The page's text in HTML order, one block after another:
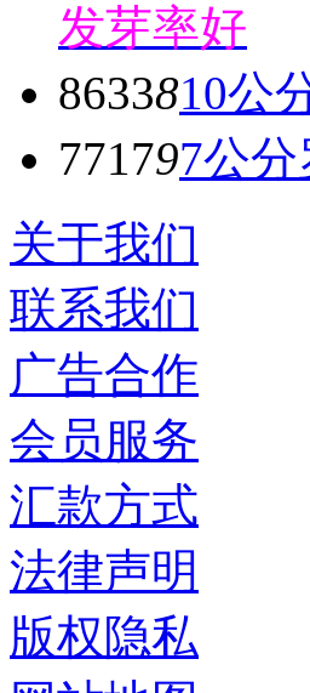
发芽率好
8633810公
771797公
关于我们
联系我们
广告合作
会员服务
汇款方式
法律声明
版权隐私